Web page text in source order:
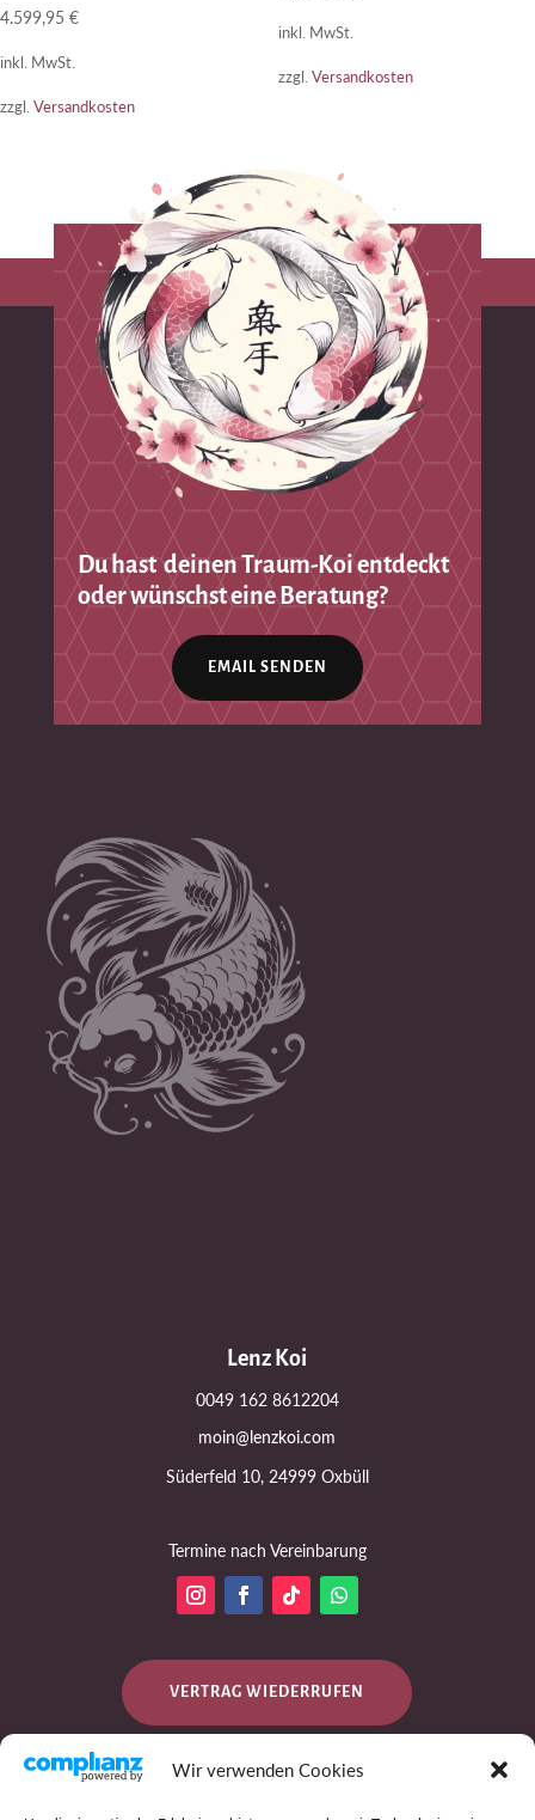
Wir verwenden Cookies
4.599,95 €
inkl. MwSt.
zzgl. Versandkosten
inkl. MwSt.
zzgl. Versandkosten
Du hast deinen Traum-Koi entdeckt
oder wünschst eine Beratung?
EMAIL SENDEN
Lenz Koi
0049 162 8612204
moin@lenzkoi.com
Süderfeld 10, 24999 Oxbüll
Termine nach Vereinbarung
VERTRAG WIEDERRUFEN